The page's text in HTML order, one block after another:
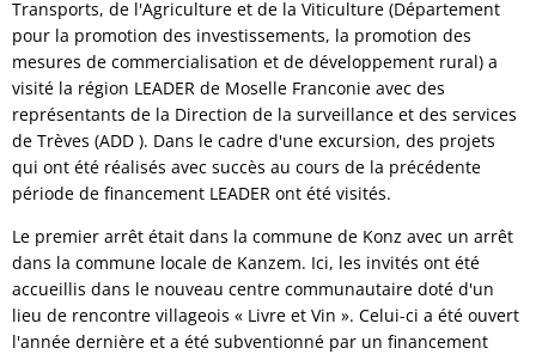
Transports, de l'Agriculture et de la Viticulture (Département
pour la promotion des investissements, la promotion des
mesures de commercialisation et de développement rural) a
visité la région LEADER de Moselle Franconie avec des
représentants de la Direction de la surveillance et des services
de Trèves (ADD ). Dans le cadre d'une excursion, des projets
qui ont été réalisés avec succès au cours de la précédente
période de financement LEADER ont été visités.
Le premier arrêt était dans la commune de Konz avec un arrêt
dans la commune locale de Kanzem. Ici, les invités ont été
accueillis dans le nouveau centre communautaire doté d'un
lieu de rencontre villageois « Livre et Vin ». Celui-ci a été ouvert
l'année dernière et a été subventionné par un financement